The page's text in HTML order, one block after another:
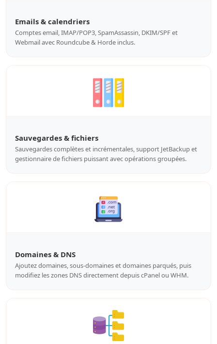
Emails & calendriers
Comptes email, IMAP/POP3, SpamAssassin, DKIM/SPF et
Webmail avec Roundcube & Horde inclus.
Sauvegardes & fichiers
Sauvegardes complètes et incrémentales, support JetBackup et
gestionnaire de fichiers puissant avec opérations groupées.
Domaines & DNS
Ajoutez domaines, sous-domaines et domaines parqués, puis
modifiez les zones DNS directement depuis cPanel ou WHM.